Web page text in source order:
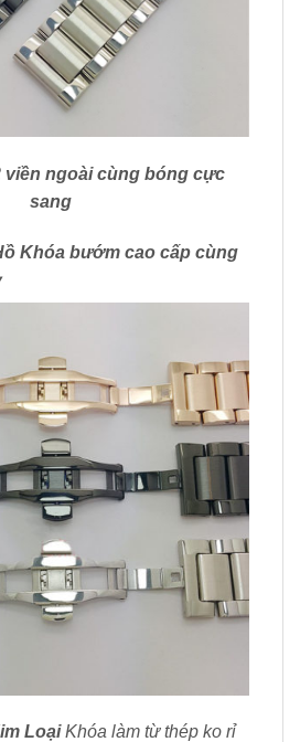
viền ngoài cùng bóng cực
sang
Khóa bướm cao cấp cùng
LoạiKhóa làm từ thép ko rỉ